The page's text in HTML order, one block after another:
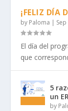
¡FELIZ DÍA
by Paloma |
El día del
que
5
un
by